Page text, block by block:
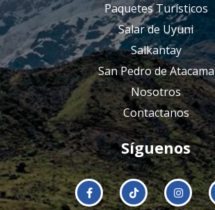
Paquetes Turísticos
Salar de Uyuni
Salkantay
San Pedro de Atacama
Nosotros
Contactanos
Síguenos